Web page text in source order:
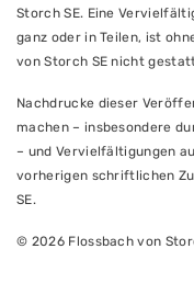
Storch SE. Eine
ganz oder in Teilen, ist
von Storch SE nicht
Nachdrucke dieser
machen – insbesondere
– und Vervielfältigungen
vorherigen schriftlichen
SE.
© 2026 Flossbach von